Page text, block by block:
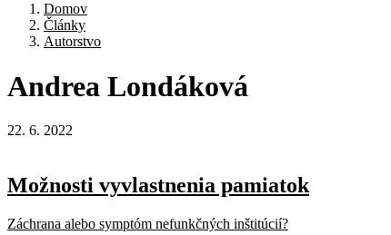
Domov
Články
Autorstvo
Andrea Londáková
22. 6. 2022
Možnosti vyvlastnenia pamiatok
Záchrana alebo symptóm nefunkčných inštitúcií?